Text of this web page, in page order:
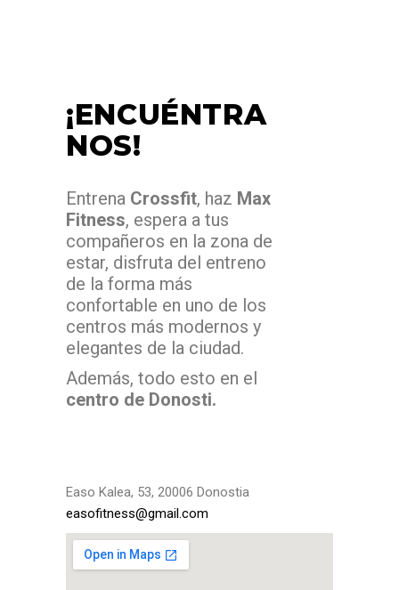
¡ENCUÉNTRA
NOS!
Entrena Crossfit, haz Max
Fitness, espera a tus
compañeros en la zona de
estar, disfruta del entreno
de la forma más
confortable en uno de los
centros más modernos y
elegantes de la ciudad.
Además, todo esto en el
centro de Donosti.
Easo Kalea, 53, 20006 Donostia
easofitness@gmail.com